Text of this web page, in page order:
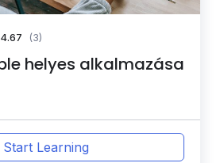
4.67 (3)
helyes alkalmazása
Start Learning